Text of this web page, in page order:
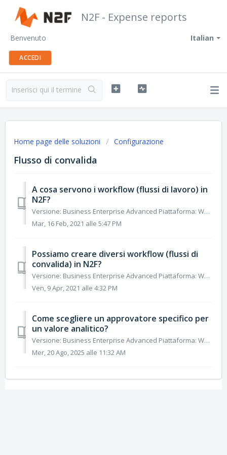
N2F - Expense reports
Italian
Benvenuto
ACCEDI
Home page delle soluzioni Configurazione
Flusso di convalida
A cosa servono i workflow (flussi di lavoro) in
N2F?
Versione: Business Enterprise Advanced Piattaforma: Web Android IOS Ruolo: Utente Manager Contabile Amministratore In N2F, un workflow di validazione pe...
Mar, 16 Feb, 2021 alle 5:47 PM
Possiamo creare diversi workflow (flussi di
convalida) in N2F?
Versione: Business Enterprise Advanced Piattaforma: Web Android IOS Ruolo: Utente Manager Contabile Amministratore Sì, è possibile creare più flussi di ...
Ven, 9 Apr, 2021 alle 4:32 PM
Come scegliere un approvatore specifico per
un valore analitico?
Versione: Business Enterprise Advanced Piattaforma: Web Android IOS Ruolo: Utente Manager Contabile Amministratore N2F permetteva già di configurar...
Mer, 20 Ago, 2025 alle 11:32 AM